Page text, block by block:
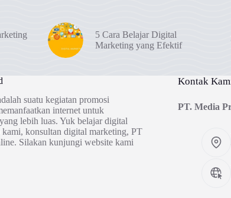
5 Cara Belajar Digital
Marketing yang Efektif
suatu kegiatan promosi
internet untuk
lebih luas. Yuk belajar digital
kami, konsultan digital marketing, PT
Silakan kunjungi website kami
Kontak
PT. Media